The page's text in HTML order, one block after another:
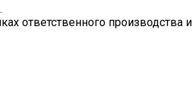
ответственного